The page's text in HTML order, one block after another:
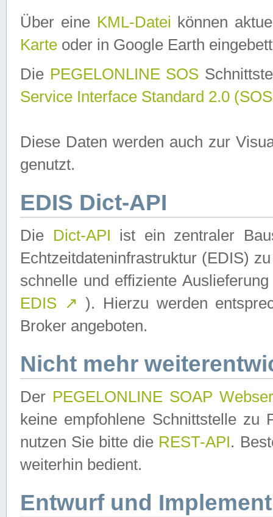
Über eine KML-Datei können
Karte oder in Google Earth
Die PEGELONLINE SOS
Service Interface Standard 2.0
Diese Daten werden auch zur
genutzt.
EDIS Dict-API
Die Dict-API ist ein zentraler
Echtzeitdateninfrastruktur (EDIS)
schnelle und effiziente
EDIS ↗ ). Hierzu werden
Broker angeboten.
Nicht mehr
Der PEGELONLINE SOAP
keine empfohlene Schnittstelle zu
nutzen Sie bitte die REST-API.
weiterhin bedient.
Entwurf und